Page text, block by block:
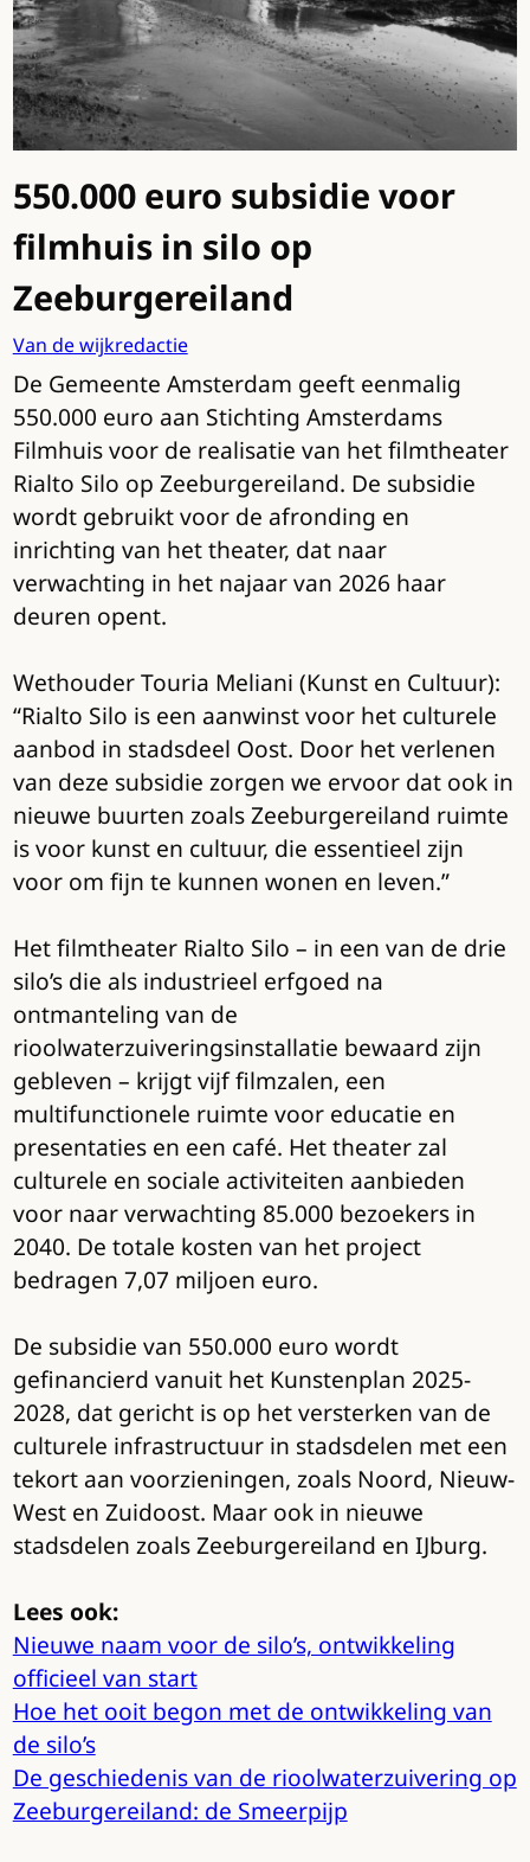
550.000 euro subsidie voor
filmhuis in silo op
Zeeburgereiland
Van de wijkredactie
De Gemeente Amsterdam geeft eenmalig
550.000 euro aan Stichting Amsterdams
Filmhuis voor de realisatie van het filmtheater
Rialto Silo op Zeeburgereiland. De subsidie
wordt gebruikt voor de afronding en
inrichting van het theater, dat naar
verwachting in het najaar van 2026 haar
deuren opent.
Wethouder Touria Meliani (Kunst en Cultuur):
“Rialto Silo is een aanwinst voor het culturele
aanbod in stadsdeel Oost. Door het verlenen
van deze subsidie zorgen we ervoor dat ook in
nieuwe buurten zoals Zeeburgereiland ruimte
is voor kunst en cultuur, die essentieel zijn
voor om fijn te kunnen wonen en leven.”
Het filmtheater Rialto Silo – in een van de drie
silo’s die als industrieel erfgoed na
ontmanteling van de
rioolwaterzuiveringsinstallatie bewaard zijn
gebleven – krijgt vijf filmzalen, een
multifunctionele ruimte voor educatie en
presentaties en een café. Het theater zal
culturele en sociale activiteiten aanbieden
voor naar verwachting 85.000 bezoekers in
2040. De totale kosten van het project
bedragen 7,07 miljoen euro.
De subsidie van 550.000 euro wordt
gefinancierd vanuit het Kunstenplan 2025-
2028, dat gericht is op het versterken van de
culturele infrastructuur in stadsdelen met een
tekort aan voorzieningen, zoals Noord, Nieuw-
West en Zuidoost. Maar ook in nieuwe
stadsdelen zoals Zeeburgereiland en IJburg.
Lees ook:
Nieuwe naam voor de silo’s, ontwikkeling
officieel van start
Hoe het ooit begon met de ontwikkeling van
de silo’s
De geschiedenis van de rioolwaterzuivering op
Zeeburgereiland: de Smeerpijp